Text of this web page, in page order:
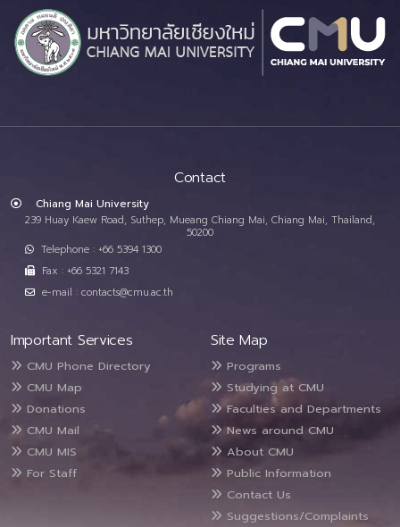
Contact
Chiang Mai University
239 Huay Kaew Road, Suthep, Mueang Chiang Mai, Chiang Mai, Thailand,
50200
Telephone : +66 5394 1300
Fax : +66 5321 7143
e-mail : contacts@cmu.ac.th
Important Services
CMU Phone Directory
CMU Map
Donations
CMU Mail
CMU MIS
For Staff
Site Map
Programs
Studying at CMU
Faculties and Departments
News around CMU
About CMU
Public Information
Contact Us
Suggestions/Complaints